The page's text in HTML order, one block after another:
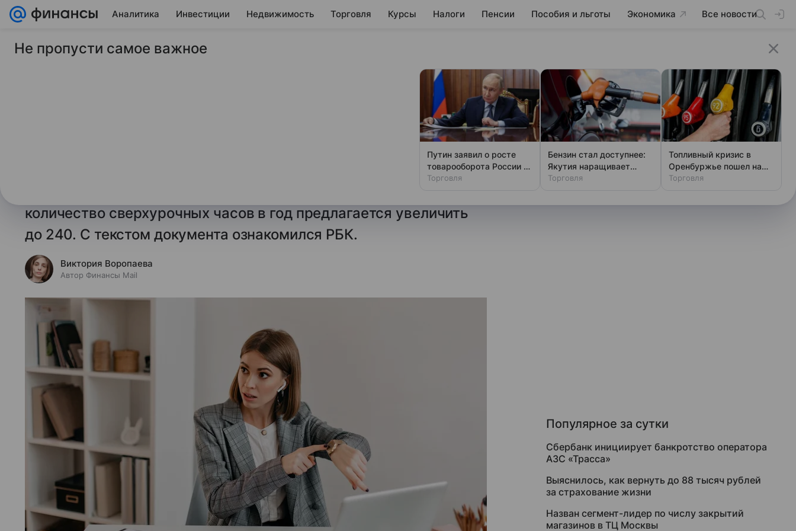
Аналитика Инвестиции Недвижимость Торговля Курсы Налоги Пенсии Пособия и льготы Экономика Все новости
8 декабря 2025 Финансы Mail
Минэк и Минтруд предложили вдвое
Минэкономразвития и Минтруд подготовили проект поправок
количество сверхурочных часов в год предлагается увеличить
до 240. С текстом документа ознакомился РБК.
Виктория Воропаева
Автор Финансы Mail
Популярное за сутки
Сбербанк инициирует банкротство оператора
АЗС «Трасса»
Выяснилось, как вернуть до 88 тысяч рублей
за страхование жизни
Назван сегмент-лидер по числу закрытий
магазинов в ТЦ Москвы
Не пропусти самое важное
Путин заявил о росте
товарооборота России и
Киргизии до $5 млрд
Торговля
Бензин стал доступнее:
Якутия наращивает
лимиты
Торговля
Топливный кризис в
Оренбуржье пошел на
убыль, цены упали
Торговля